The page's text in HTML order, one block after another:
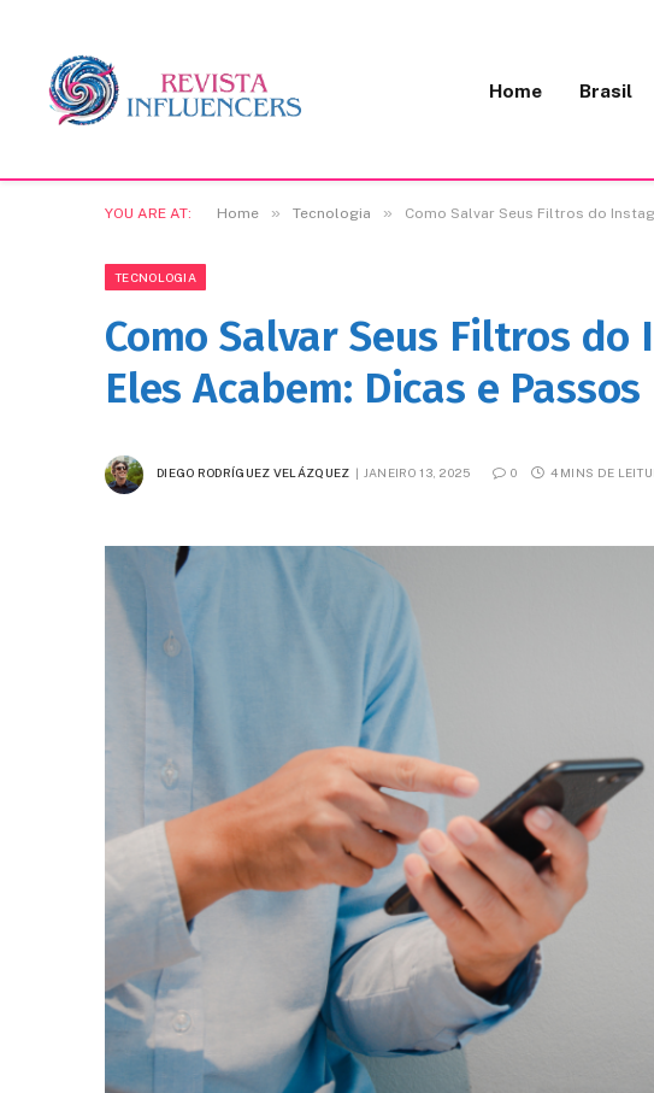
Home Brasil
YOU ARE AT: Home » Tecnologia » Como Salvar Seus Filtros do
TECNOLOGIA
Como Salvar Seus Filtros
Eles Acabem: Dicas e
DIEGO RODRÍGUEZ VELÁZQUEZ JANEIRO 13, 2025 0 4 MINS DE